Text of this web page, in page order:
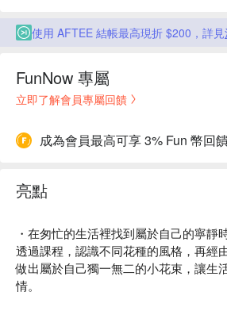
使用 AFTEE 結帳最高現折 $200，詳見
FunNow 專屬
立即了解會員專屬回饋
成為會員最高可享 3% Fun 幣回
亮點
・在匆忙的生活裡找到屬於自己的寧靜時
透過課程，認識不同花種的風格，再經
做出屬於自己獨一無二的小花束，讓生
情。